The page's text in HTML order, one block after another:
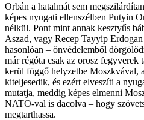
Orbán a hatalmát sem
képes nyugati ellenszélben Putyin
nélkül. Pont mint annak kesztyűs
Aszad, vagy Recep Tayyip
hasonlóan – önvédelemből
már régóta csak az orosz fegyverek
kerül függő helyzetbe Moszkvával,
kiteljesedik, és ezért elveszíti a
mutatja, meddig képes elmenni
NATO-val is dacolva – hogy
megtarthassa.